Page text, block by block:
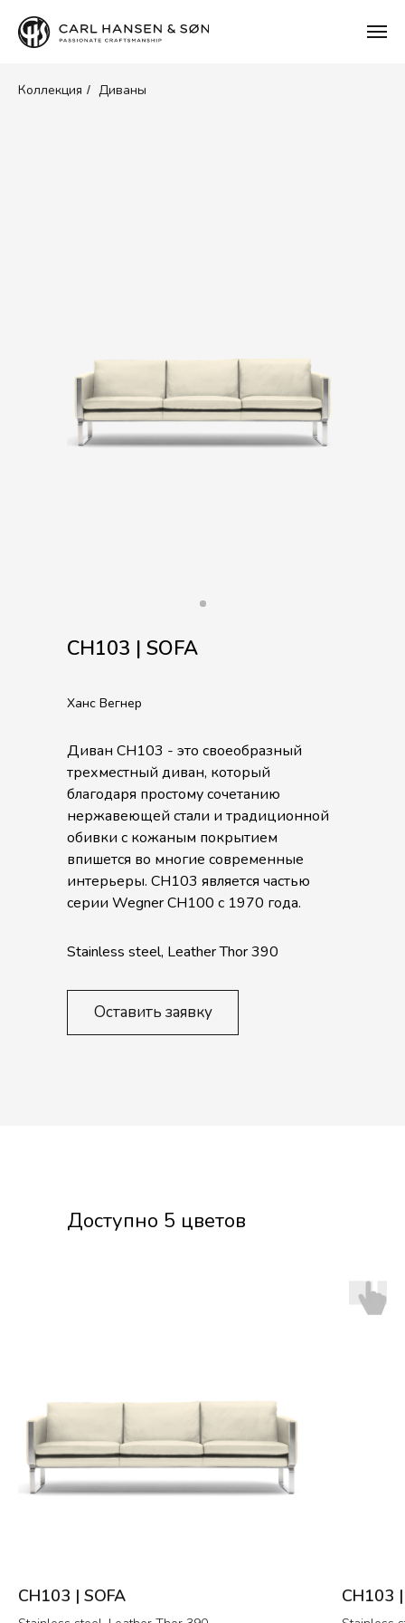
Коллекция / Диваны
CH103 | SOFA
Ханс Вегнер
Диван CH103 - это своеобразный
трехместный диван, который
благодаря простому сочетанию
нержавеющей стали и традиционной
обивки с кожаным покрытием
впишется во многие современные
интерьеры. CH103 является частью
серии Wegner CH100 с 1970 года.
Stainless steel, Leather Thor 390
Оставить заявку
Доступно 5 цветов
CH103 | SOFA CH103